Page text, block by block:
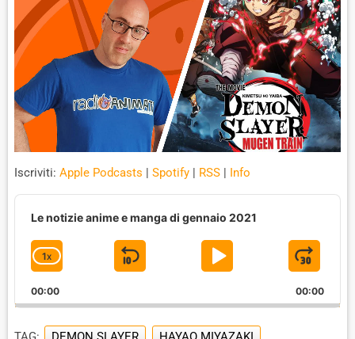
Iscriviti: Apple Podcasts | Spotify | RSS | Info
A
a
Le notizie anime e manga di gennaio 2021
C
A
N
G
1X
S
I
P
P
A
Y
J
U
M
00:00 00:00